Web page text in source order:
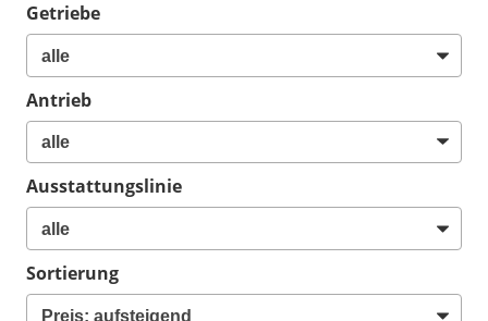
Getriebe
Antrieb
Ausstattungslinie
Sortierung